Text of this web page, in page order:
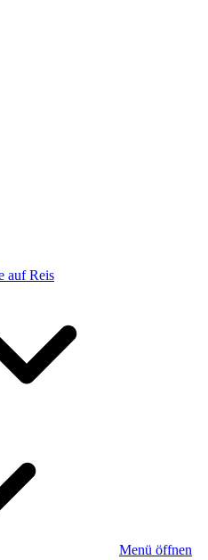
auf Reis
Menü öffnen